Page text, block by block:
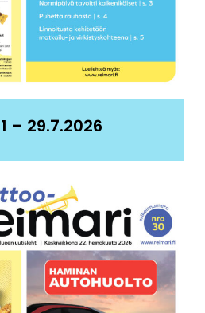
– 29.7.2026